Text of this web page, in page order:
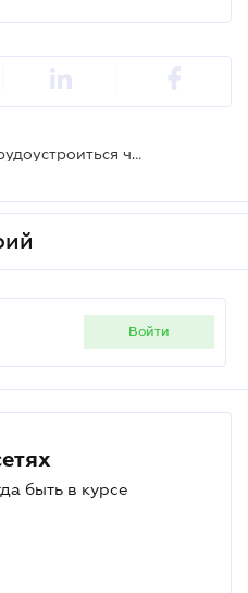
На госслужбу можно будет трудоустроиться через Дія – решение КМУ
войти
быть в курсе